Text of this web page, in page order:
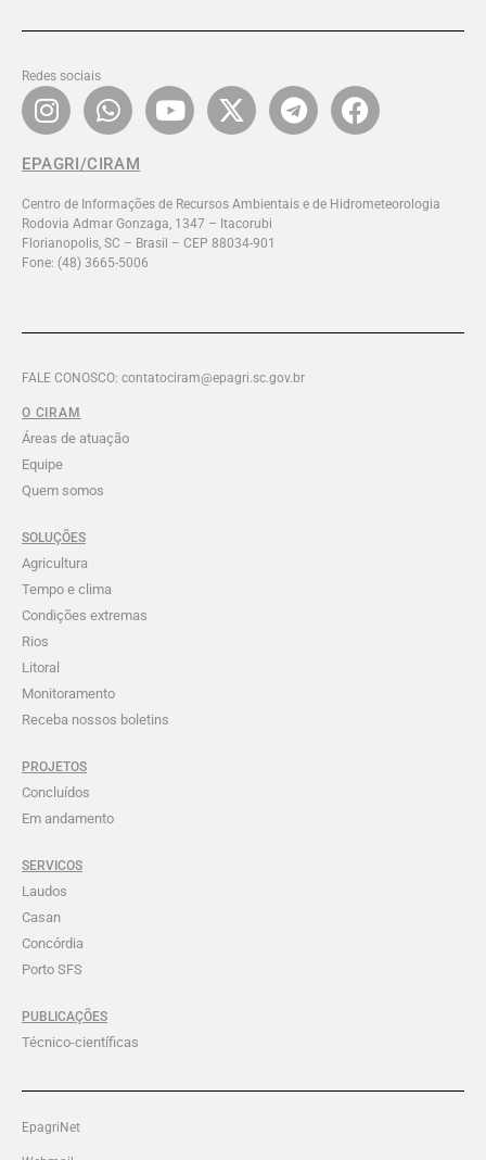
Redes sociais
EPAGRI/CIRAM
Centro de Informações de Recursos Ambientais e de Hidrometeorologia
Rodovia Admar Gonzaga, 1347 – Itacorubi
Florianopolis, SC – Brasil – CEP 88034-901
Fone: (48) 3665-5006
FALE CONOSCO: contatociram@epagri.sc.gov.br
O CIRAM
Áreas de atuação
Equipe
Quem somos
SOLUÇÕES
Agricultura
Tempo e clima
Condições extremas
Rios
Litoral
Monitoramento
Receba nossos boletins
PROJETOS
Concluídos
Em andamento
SERVICOS
Laudos
Casan
Concórdia
Porto SFS
PUBLICAÇÕES
Técnico-científicas
EpagriNet